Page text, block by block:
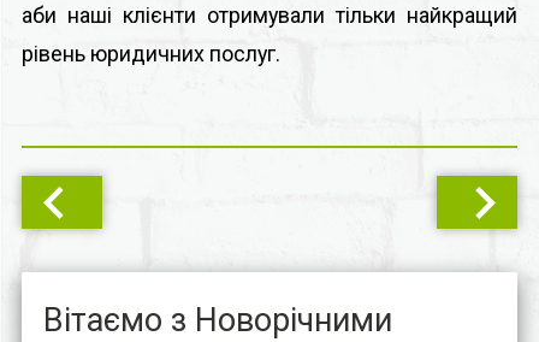
аби наші клієнти отримували тільки найкращий
рівень юридичних послуг.
Вітаємо з Новорічними